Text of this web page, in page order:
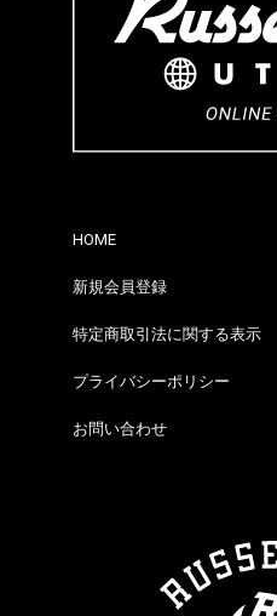
HOME
新規会員登録
特定商取引法に関する表示
プライバシーポリシー
お問い合わせ